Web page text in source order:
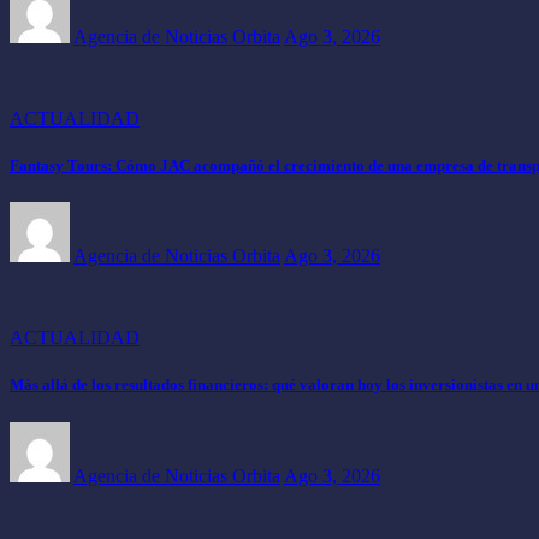
Agencia de Noticias Orbita Ago 3, 2026
ACTUALIDAD
Fantasy Tours: Cómo JAC acompañó el crecimiento de una empresa de
Agencia de Noticias Orbita Ago 3, 2026
ACTUALIDAD
Más allá de los resultados financieros: qué valoran hoy los inversionistas en
Agencia de Noticias Orbita Ago 3, 2026